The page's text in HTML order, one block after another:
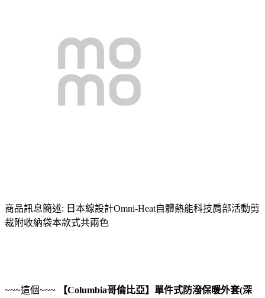
商品訊息簡述: 日本線設計Omni-Heat自體熱能科技肩部活動剪
裁附收納袋本款式共兩色
~~~這個~~~
【Columbia哥倫比亞】單件式防潑保暖外套(深